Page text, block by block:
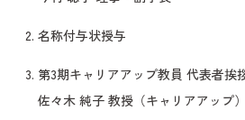
名称付与状授与
第3期キャリアアップ教員 代表者挨
佐々木 純子 教授（キャリアアップ